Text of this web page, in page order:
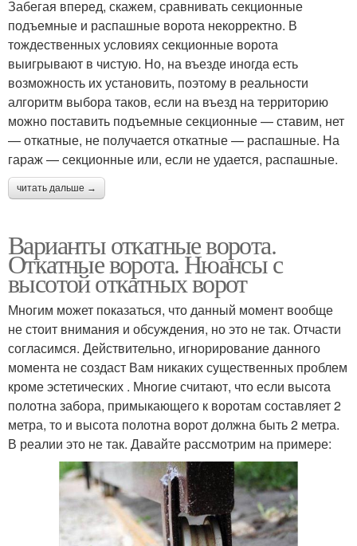
Забегая вперед, скажем, сравнивать секционные
подъемные и распашные ворота некорректно. В
тождественных условиях секционные ворота
выигрывают в чистую. Но, на въезде иногда есть
возможность их установить, поэтому в реальности
алгоритм выбора таков, если на въезд на территорию
можно поставить подъемные секционные — ставим, нет
— откатные, не получается откатные — распашные. На
гараж — секционные или, если не удается, распашные.
читать дальше →
Варианты откатные ворота.
Откатные ворота. Нюансы с
высотой откатных ворот
Многим может показаться, что данный момент вообще
не стоит внимания и обсуждения, но это не так. Отчасти
согласимся. Действительно, игнорирование данного
момента не создаст Вам никаких существенных проблем
кроме эстетических . Многие считают, что если высота
полотна забора, примыкающего к воротам составляет 2
метра, то и высота полотна ворот должна быть 2 метра.
В реалии это не так. Давайте рассмотрим на примере: